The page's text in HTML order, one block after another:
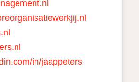
in/jaappeters